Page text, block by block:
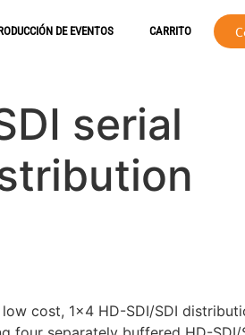
DE EVENTOS CARRITO
serial
cost, 1×4 HD-SDI/SDI